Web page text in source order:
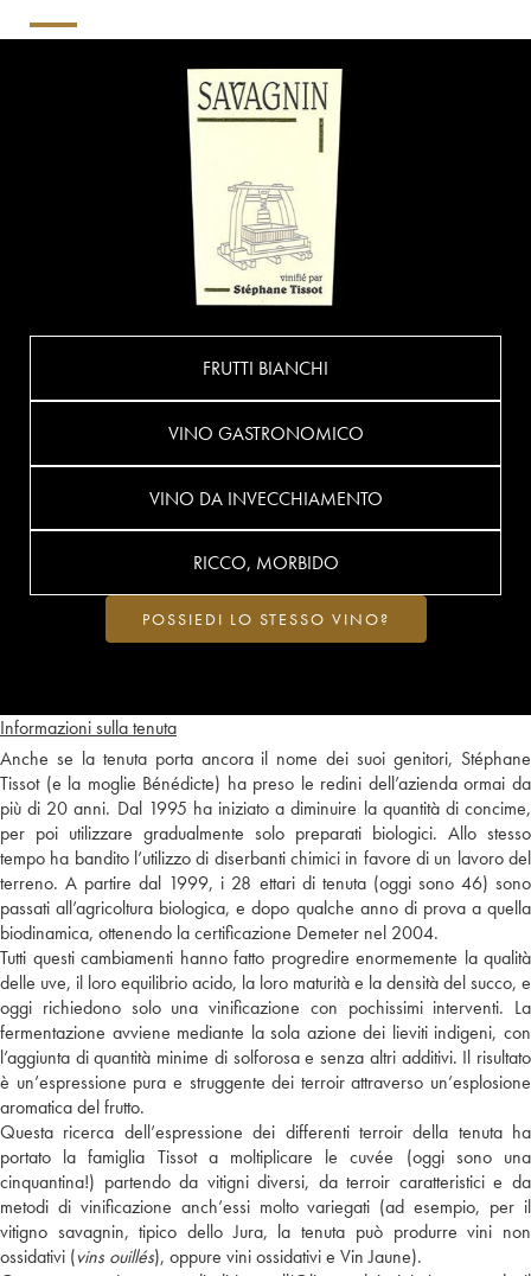
Informazioni sulla tenuta
Anche se la tenuta porta ancora il nome dei suoi genitori, Stéphane
Tissot (e la moglie Bénédicte) ha preso le redini dell’azienda ormai da
più di 20 anni. Dal 1995 ha iniziato a diminuire la quantità di concime,
per poi utilizzare gradualmente solo preparati biologici. Allo stesso
tempo ha bandito l’utilizzo di diserbanti chimici in favore di un lavoro del
terreno. A partire dal 1999, i 28 ettari di tenuta (oggi sono 46) sono
passati all’agricoltura biologica, e dopo qualche anno di prova a quella
biodinamica, ottenendo la certificazione Demeter nel 2004.
Tutti questi cambiamenti hanno fatto progredire enormemente la qualità
delle uve, il loro equilibrio acido, la loro maturità e la densità del succo, e
oggi richiedono solo una vinificazione con pochissimi interventi. La
fermentazione avviene mediante la sola azione dei lieviti indigeni, con
l’aggiunta di quantità minime di solforosa e senza altri additivi. Il risultato
è un’espressione pura e struggente dei terroir attraverso un’esplosione
aromatica del frutto.
Questa ricerca dell’espressione dei differenti terroir della tenuta ha
portato la famiglia Tissot a moltiplicare le cuvée (oggi sono una
cinquantina!) partendo da vitigni diversi, da terroir caratteristici e da
metodi di vinificazione anch’essi molto variegati (ad esempio, per il
vitigno savagnin, tipico dello Jura, la tenuta può produrre vini non
ossidativi (vins ouillés), oppure vini ossidativi e Vin Jaune).
FRUTTI BIANCHI
VINO GASTRONOMICO
VINO DA INVECCHIAMENTO
RICCO, MORBIDO
POSSIEDI LO STESSO VINO?